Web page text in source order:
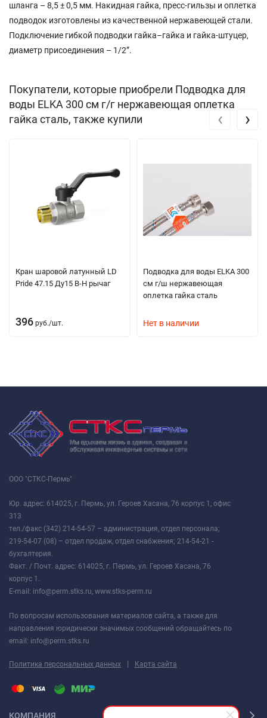
шланга – 8,5 ± 0,5 мм. Накидная гайка, пресс-гильзы и оплетка
подводок изготовлены из качественной нержавеющей стали.
Подключение гибкой подводки гайка–гайка и гайка-штуцер,
диаметр присоединения – 1/2”.
Покупатели, которые приобрели Подводка для
воды ELKA 300 см г/г нержавеющая оплетка
гайка сталь, также купили
Кран шаровой латунный LD
Pride 47.15 Ду15 В-Н рычаг
396 руб./шт.
Подводка для воды ELKA 300
см г/ш нержавеющая
оплетка гайка сталь
Нет в наличии
‹ ›
ООО "СТКС-Пермь"
Юр. адрес: 614025, г. Пермь, ул. Героев Хасана, 76 корпус 1, офис
313
тел./факс (342) 214-54-57 – администрация, отдел персонала;
219-54-07 (08) – отдел продаж, отдел снабжения; 214-54-21 -
бухгалтерия.
Факт. / Почт. адрес: 614025, г. Пермь, ул. Героев Хасана, 76
корпус 1.
E-mail: info@perm.stks.ru, www.stks-perm.ru
По вопросам использования материалов сайта, а также для
направления юридически значимых сообщений обращайтесь по
email: info@perm.stks.ru
Политика персональных данных | Карта сайта
КОМПАНИЯ